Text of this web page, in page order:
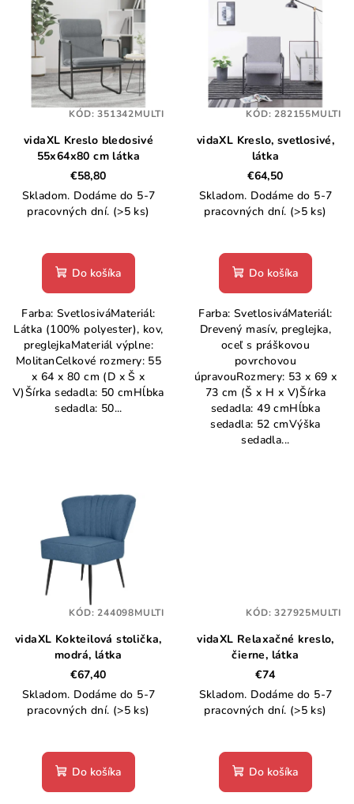
vidaXL Kreslo bledosivé
55x64x80 cm látka
€58,80
Skladom. Dodáme do 5-7
pracovných dní. (>5 ks)
Do košíka
Farba: SvetlosiváMateriál:
Látka (100% polyester), kov,
preglejkaMateriál výplne:
MolitanCelkové rozmery: 55
x 64 x 80 cm (D x Š x
V)Šírka sedadla: 50 cmHĺbka
sedadla: 50...
KÓD:351342MULTI
vidaXL Kreslo, svetlosivé,
látka
€64,50
Skladom. Dodáme do 5-7
pracovných dní. (>5 ks)
Do košíka
Farba: SvetlosiváMateriál:
Drevený masív, preglejka,
oceľ s práškovou
povrchovou
úpravouRozmery: 53 x 69 x
73 cm (Š x H x V)Šírka
sedadla: 49 cmHĺbka
sedadla: 52 cmVýška
sedadla...
KÓD:282155MULTI
vidaXL Kokteilová stolička,
modrá, látka
€67,40
Skladom. Dodáme do 5-7
pracovných dní. (>5 ks)
Do košíka
KÓD:244098MULTI
vidaXL Relaxačné kreslo,
čierne, látka
€74
Skladom. Dodáme do 5-7
pracovných dní. (>5 ks)
Do košíka
KÓD:327925MULTI